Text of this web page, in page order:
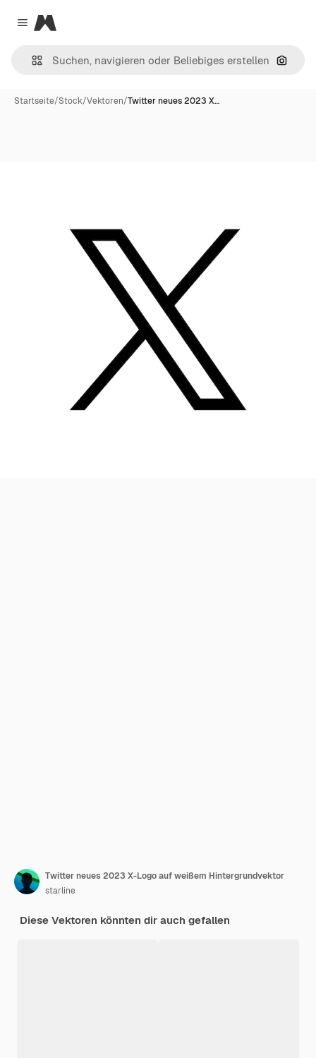
Close menu
Magnific
Nach
Startseite/Stock/Vektoren/Twitter neues 2023 X…
Twitter neues 2023 X-Logo auf weißem Hintergrundvektor
starline
Diese Vektoren könnten dir auch gefallen